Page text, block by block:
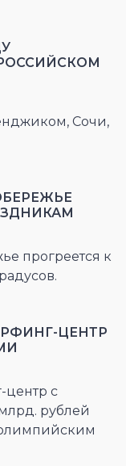
Сочи,
прогреется к
ЦЕНТР
центр с
рублей